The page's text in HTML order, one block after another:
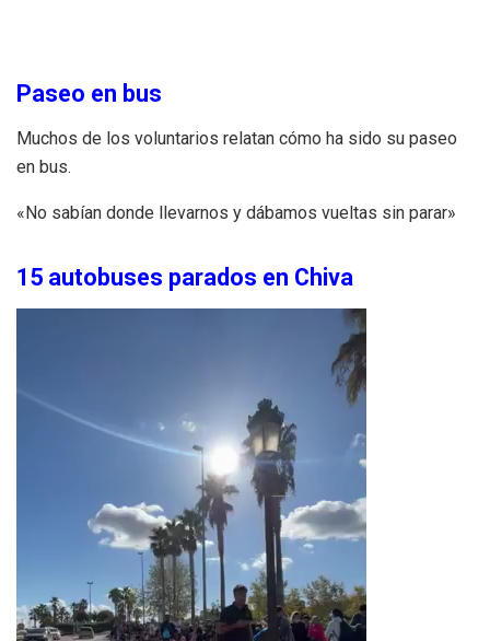
Paseo en bus
Muchos de los voluntarios relatan cómo ha sido su paseo
en bus.
«No sabían donde llevarnos y dábamos vueltas sin parar»
15 autobuses parados en Chiva